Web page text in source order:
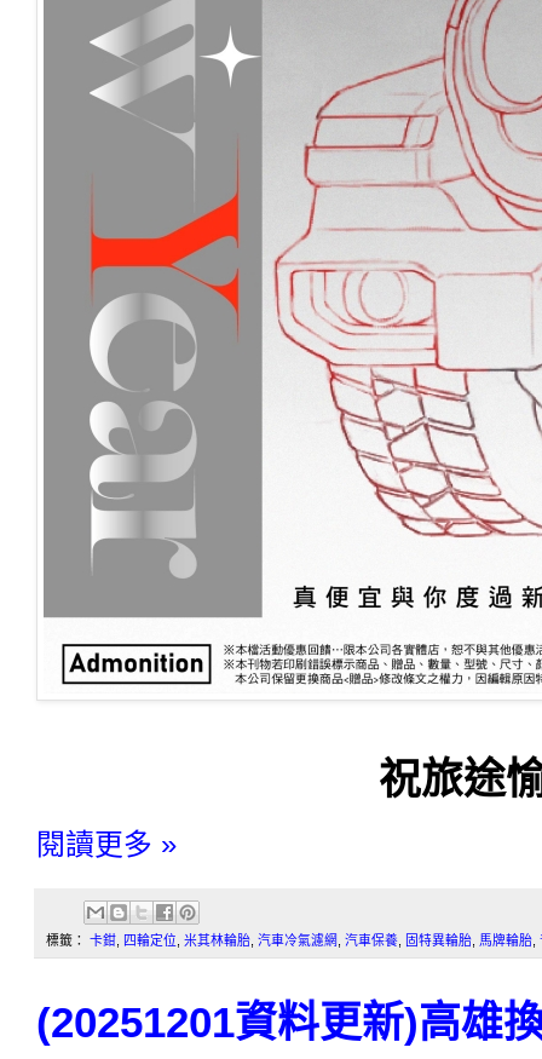
祝旅途
閱讀更多 »
標籤： 卡鉗, 四輪定位, 米其林輪胎, 汽車冷氣濾網 , 汽車保養, 固特異輪胎, 馬牌輪胎,
(20251201資料更新)高雄